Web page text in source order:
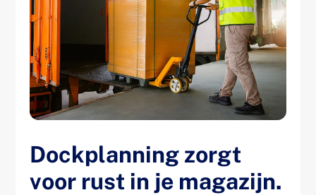
Dockplanning zorgt
voor rust in je magazijn.